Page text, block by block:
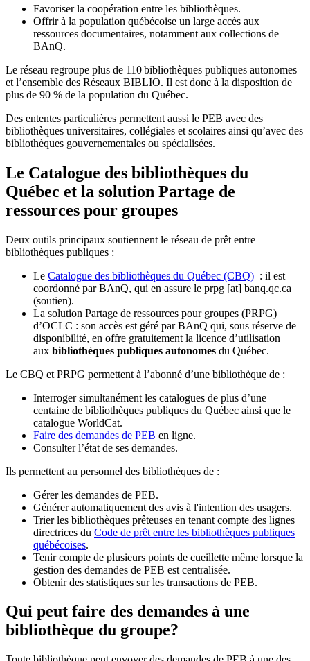
Favoriser la coopération entre les bibliothèques.
Offrir à la population québécoise un large accès aux
ressources documentaires, notamment aux collections de
BAnQ.
Le réseau regroupe plus de 110bibliothèques publiques autonomes
et l’ensemble des Réseaux BIBLIO. Il est donc à la disposition de
plus de 90 % de la population du Québec.
Des ententes particulières permettent aussi le PEB avec des
bibliothèques universitaires, collégiales et scolaires ainsi qu’avec des
bibliothèques gouvernementales ou spécialisées.
Le Catalogue des bibliothèques du
Québec et la solution Partage de
ressources pour groupes
Deux outils principaux soutiennent le réseau de prêt entre
bibliothèques publiques :
Le Catalogue des bibliothèques du Québec (CBQ) : il est
coordonné par BAnQ, qui en assure le prpg [at] banq.qc.ca
(soutien).
La solution Partage de ressources pour groupes (PRPG)
d’OCLC : son accès est géré par BAnQ qui, sous réserve de
disponibilité, en offre gratuitement la licence d’utilisation
aux bibliothèques publiques autonomes du Québec.
Le CBQ et PRPG permettent à l’abonné d’une bibliothèque de :
Interroger simultanément les catalogues de plus d’une
centaine de bibliothèques publiques du Québec ainsi que le
catalogue WorldCat.
Faire des demandes de PEB en ligne.
Consulter l’état de ses demandes.
Ils permettent au personnel des bibliothèques de :
Gérer les demandes de PEB.
Générer automatiquement des avis à l'intention des usagers.
Trier les bibliothèques prêteuses en tenant compte des lignes
directrices du Code de prêt entre les bibliothèques publiques
québécoises.
Tenir compte de plusieurs points de cueillette même lorsque la
gestion des demandes de PEB est centralisée.
Obtenir des statistiques sur les transactions de PEB.
Qui peut faire des demandes à une
bibliothèque du groupe?